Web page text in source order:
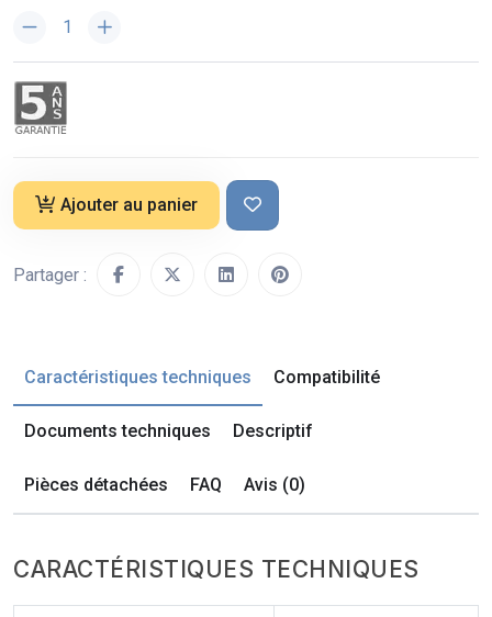
Ajouter au panier
Partager :
Caractéristiques techniques Compatibilité
Documents techniques Descriptif
Pièces détachées FAQ Avis (0)
CARACTÉRISTIQUES TECHNIQUES